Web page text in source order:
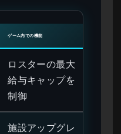
ゲーム内での機能
ロスターの最大
給与キャップを
制御
施設アップグレ